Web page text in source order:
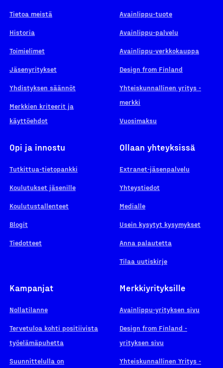
Tietoa meistä
Historia
Toimielimet
Jäsenyritykset
Yhdistyksen säännöt
Merkkien kriteerit ja
käyttöehdot
Avainlippu-tuote
Avainlippu-palvelu
Avainlippu-verkkokauppa
Design from Finland
Yhteiskunnallinen yritys -
merkki
Vuosimaksu
Opi ja innostu
Tutkittua-tietopankki
Koulutukset jäsenille
Koulutustallenteet
Blogit
Tiedotteet
Ollaan yhteyksissä
Extranet-jäsenpalvelu
Yhteystiedot
Medialle
Usein kysytyt kysymykset
Anna palautetta
Tilaa uutiskirje
Kampanjat
Nollatilanne
Tervetuloa kohti positiivista
työelämäpuhetta
Suunnittelulla on
Merkkiyrityksille
Avainlippu-yrityksen sivu
Design from Finland -
yrityksen sivu
Yhteiskunnallinen Yritys -